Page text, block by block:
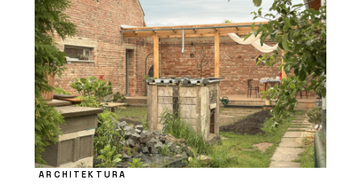
ARCHITEKTURA